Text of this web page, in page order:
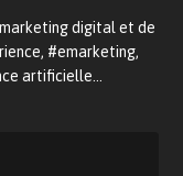
digital et de
#emarketing,
artificielle…